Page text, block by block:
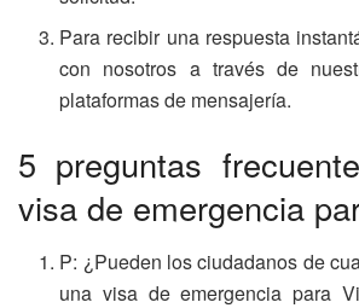
Para recibir una respuesta
con nosotros a través de
plataformas de mensajería.
5 preguntas
visa de emergencia
P: ¿Pueden los ciudadanos de
una visa de emergencia para